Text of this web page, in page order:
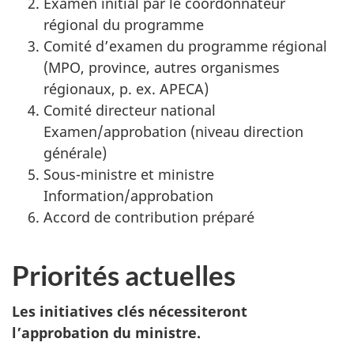
régional du programme
Comité d’examen du programme régional
(MPO, province, autres organismes
régionaux, p. ex. APECA)
Comité directeur national
Examen/approbation (niveau direction
générale)
Sous-ministre et ministre
Information/approbation
Accord de contribution préparé
Priorités actuelles
Les initiatives clés nécessiteront
l’approbation du ministre.